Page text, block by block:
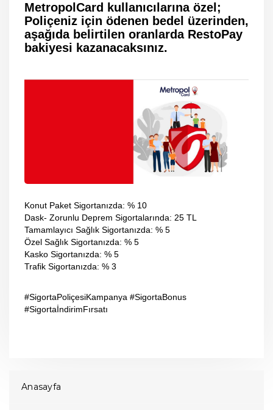
MetropolCard kullanıcılarına özel;
Poliçeniz için ödenen bedel üzerinden,
aşağıda belirtilen oranlarda RestoPay
bakiyesi kazanacaksınız.
Konut Paket Sigortanızda: % 10
Dask- Zorunlu Deprem Sigortalarında: 25 TL
Tamamlayıcı Sağlık Sigortanızda: % 5
Özel Sağlık Sigortanızda: % 5
Kasko Sigortanızda: % 5
Trafik Sigortanızda: % 3
#SigortaPoliçesiKampanya #SigortaBonus
#SigortaİndirimFırsatı
Anasayfa